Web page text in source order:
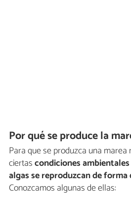
Por qué se produce la
Para que se produzca una
ciertascondiciones
algas se reproduzcan de
Conozcamos algunas de ellas: